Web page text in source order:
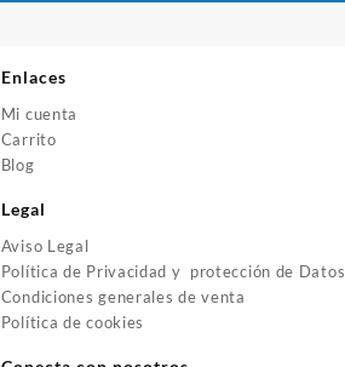
Enlaces
Mi cuenta
Carrito
Blog
Legal
Aviso Legal
Política de Privacidad y protección de Datos
Condiciones generales de venta
Política de cookies